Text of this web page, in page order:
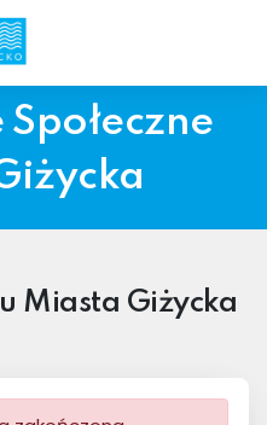
Miasta Giżycka